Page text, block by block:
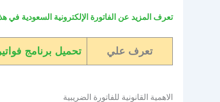
تعرف المزيد عن الفاتورة الإلكترونية السعودية في
تعرف علي تحميل برنامج
الاهمية القانونية للفاتورة الضريبية